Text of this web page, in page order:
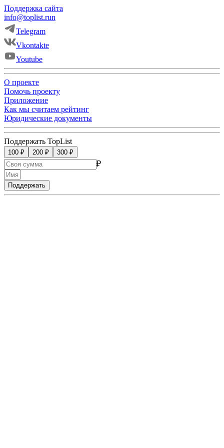
Поддержка сайта
info@toplist.run
Telegram
Vkontakte
Youtube
О проекте
Помочь проекту
Приложение
Как мы считаем рейтинг
Юридические документы
Поддержать TopList
100 ₽ 200 ₽ 300 ₽
₽
Поддержать